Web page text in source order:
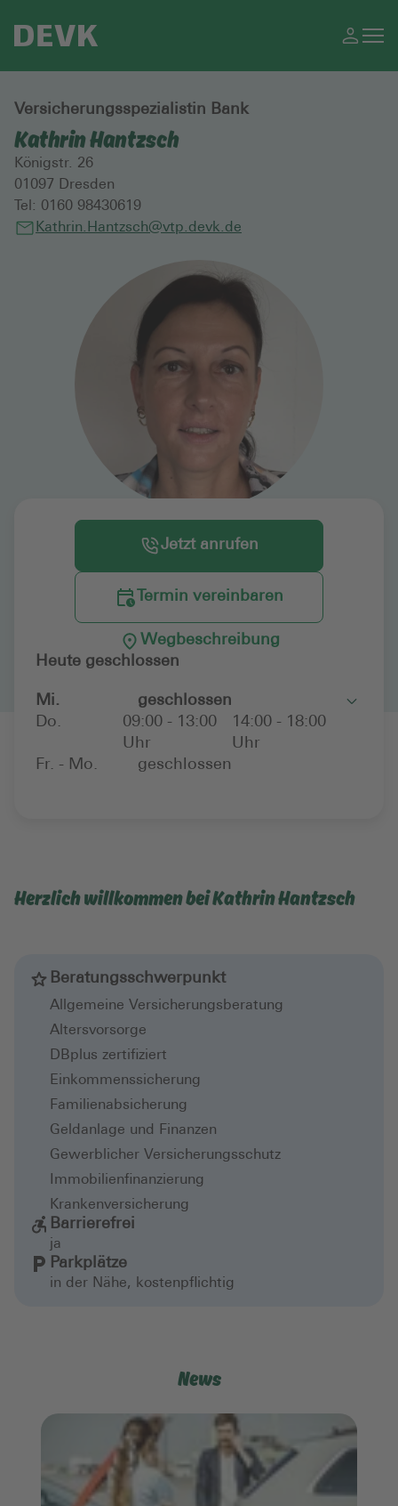
Versicherungsspezialistin Bank
Kathrin Hantzsch
Königstr. 26
01097 Dresden
Tel: 0160 98430619
Kathrin.Hantzsch@vtp.devk.de
Jetzt anrufen
Termin vereinbaren
Wegbeschreibung
Heute geschlossen
Mi.
geschlossen
Do.
09:00 - 13:00
Uhr
14:00 - 18:00
Uhr
Fr. - Mo.
geschlossen
Toggle
Herzlich willkommen bei Kathrin Hantzsch
Beratungsschwerpunkt
Allgemeine Versicherungsberatung
Altersvorsorge
DBplus zertifiziert
Einkommenssicherung
Familienabsicherung
Geldanlage und Finanzen
Gewerblicher Versicherungsschutz
Immobilienfinanzierung
Krankenversicherung
Barrierefrei
ja
Parkplätze
in der Nähe, kostenpflichtig
News